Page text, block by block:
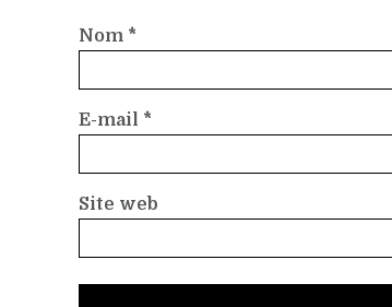
Nom *
E-mail *
Site web